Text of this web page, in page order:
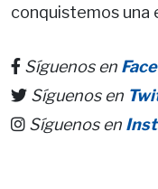
conquistemos una
Síguenos en
Síguenos en
Síguenos en